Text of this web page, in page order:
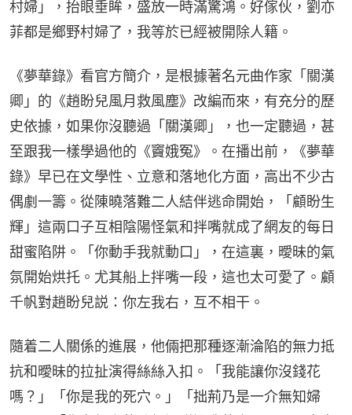
村婦」，抬眼垂眸，盛放一時滿驚鴻。好傢伙，劉亦
菲都是鄉野村婦了，我等於已經被開除人籍。
《夢華錄》看官方簡介，是根據著名元曲作家「關漢
卿」的《趙盼兒風月救風塵》改編而來，有充分的歷
史依據，如果你沒聽過「關漢卿」，也一定聽過，甚
至跟我一樣學過他的《竇娥冤》。在播出前，《夢華
錄》早已在文學性、立意和落地化方面，高出不少古
偶劇一籌。從陳曉落難二人結伴逃命開始，「顧盼生
輝」這兩口子互相陰陽怪氣和拌嘴就成了網友的每日
甜蜜陷阱。「你動手我就動口」，在這裏，曖昧的氣
氛開始烘托。尤其船上拌嘴一段，這也太可愛了。顧
千帆對趙盼兒説：你左我右，互不相干。
隨着二人關係的進展，他倆把那種逐漸淪陷的無力抵
抗和曖昧的拉扯演得絲絲入扣。「我能讓你沒錢花
嗎？」「你是我的死穴。」「拙荊乃是一介無知婦